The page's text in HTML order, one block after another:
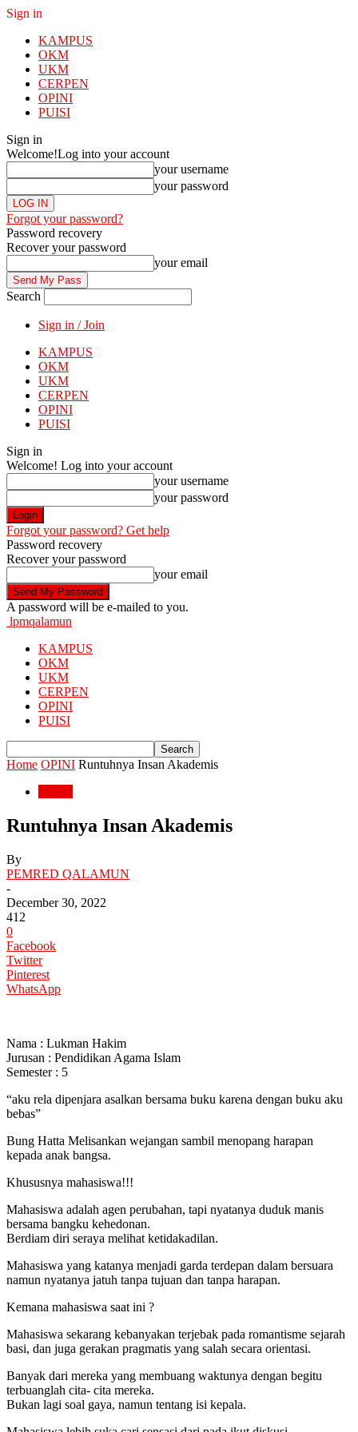
Sign in
KAMPUS
OKM
UKM
CERPEN
OPINI
PUISI
Sign in
Welcome!Log into your account
your username
your password
Forgot your password?
Password recovery
Recover your password
your email
Search
Sign in / Join
KAMPUS
OKM
UKM
CERPEN
OPINI
PUISI
Sign in
Welcome! Log into your account
your username
your password
Forgot your password? Get help
Password recovery
Recover your password
your email
A password will be e-mailed to you.
lpmqalamun
KAMPUS
OKM
UKM
CERPEN
OPINI
PUISI
Home OPINI Runtuhnya Insan Akademis
Runtuhnya Insan Akademis
By
PEMRED QALAMUN
-
December 30, 2022
412
0
Facebook
Twitter
Pinterest
WhatsApp
Nama : Lukman Hakim
Jurusan : Pendidikan Agama Islam
Semester : 5
“aku rela dipenjara asalkan bersama buku karena dengan buku aku
bebas”
Bung Hatta Melisankan wejangan sambil menopang harapan
kepada anak bangsa.
Khususnya mahasiswa!!!
Mahasiswa adalah agen perubahan, tapi nyatanya duduk manis
bersama bangku kehedonan.
Berdiam diri seraya melihat ketidakadilan.
Mahasiswa yang katanya menjadi garda terdepan dalam bersuara
namun nyatanya jatuh tanpa tujuan dan tanpa harapan.
Kemana mahasiswa saat ini ?
Mahasiswa sekarang kebanyakan terjebak pada romantisme sejarah
basi, dan juga gerakan pragmatis yang salah secara orientasi.
Banyak dari mereka yang membuang waktunya dengan begitu
terbuanglah cita- cita mereka.
Bukan lagi soal gaya, namun tentang isi kepala.